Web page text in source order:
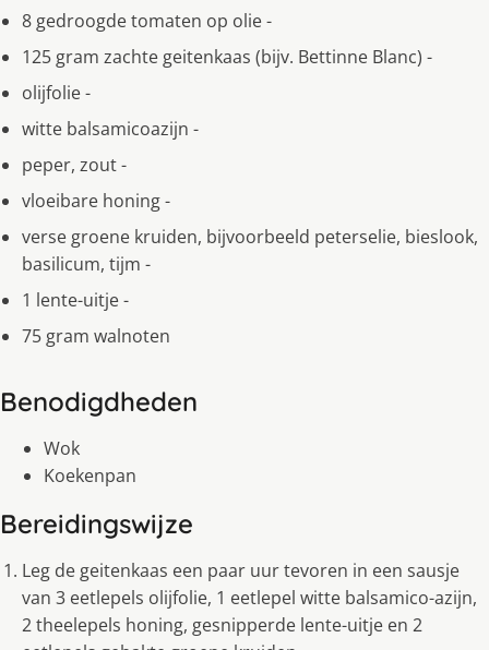
8 gedroogde tomaten op olie -
125 gram zachte geitenkaas (bijv. Bettinne Blanc) -
olijfolie -
witte balsamicoazijn -
peper, zout -
vloeibare honing -
verse groene kruiden, bijvoorbeeld peterselie, bieslook,
basilicum, tijm -
1 lente-uitje -
75 gram walnoten
Benodigdheden
Wok
Koekenpan
Bereidingswijze
Leg de geitenkaas een paar uur tevoren in een sausje
van 3 eetlepels olijfolie, 1 eetlepel witte balsamico-azijn,
2 theelepels honing, gesnipperde lente-uitje en 2